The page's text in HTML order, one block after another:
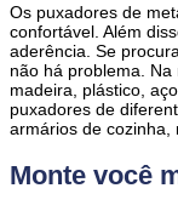
Os puxadores de
confortável. Além
aderência. Se
não há problema.
madeira, plástico,
puxadores de
armários de cozinha,
Monte você